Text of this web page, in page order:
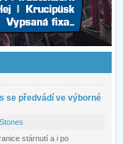
se předvádí ve výborné
stárnutí a i po